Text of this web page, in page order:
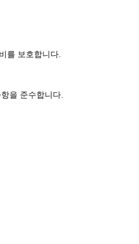
를 보호합니다.
을 준수합니다.